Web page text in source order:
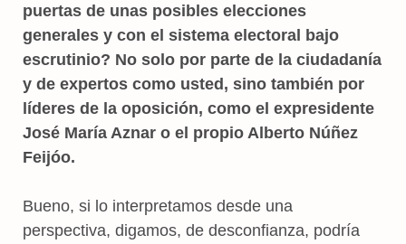
puertas de unas posibles elecciones
generales y con el sistema electoral bajo
escrutinio? No solo por parte de la ciudadanía
y de expertos como usted, sino también por
líderes de la oposición, como el expresidente
José María Aznar o el propio Alberto Núñez
Feijóo.
Bueno, si lo interpretamos desde una
perspectiva, digamos, de desconfianza, podría